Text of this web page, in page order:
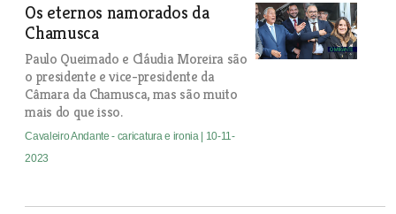
Os eternos namorados da
Chamusca
Paulo Queimado e Cláudia Moreira são
o presidente e vice-presidente da
Câmara da Chamusca, mas são muito
mais do que isso.
Cavaleiro Andante - caricatura e ironia
| 10-11-
2023